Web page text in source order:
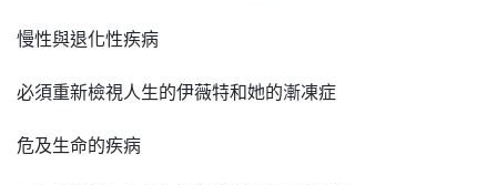
慢性與退化性疾病
必須重新檢視人生的伊薇特和她的漸凍症
危及生命的疾病